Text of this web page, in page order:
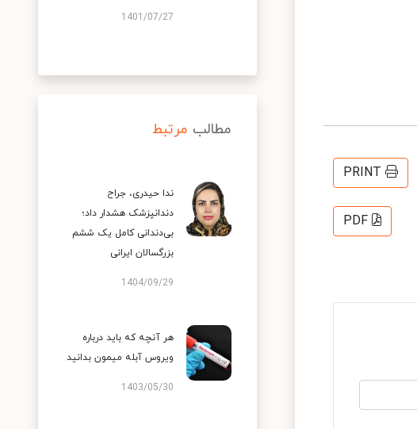
PRINT
PDF
1401/07/27
مطالب مرتبط
ندا حیدری، جراح
دندانپزشک هشدار داد؛
بی‌دندانی کامل یک ششم
بزرگسالان ایرانی
1404/09/29
هر آنچه که باید درباره
ویروس آبله میمون بدانید
1403/05/30